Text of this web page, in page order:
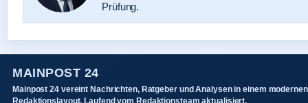
Prüfung.
MAINPOST 24
Mainpost 24 vereint Nachrichten, Ratgeber und Analysen in einem modernen
Redaktionslayout. Laufend vom Redaktionsteam aktualisiert.